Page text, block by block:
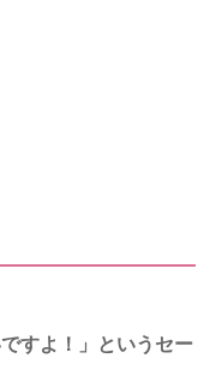
すよ！」 という セー